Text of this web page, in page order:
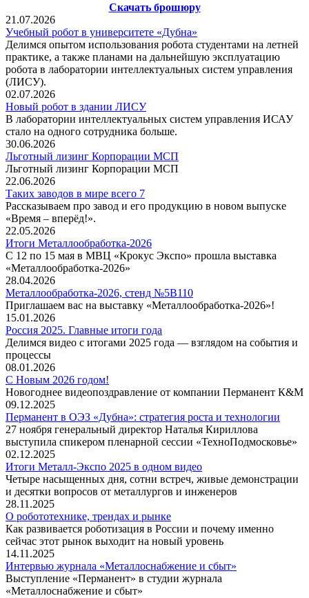
Скачать брошюру
21.07.2026
Учебный робот в университете «Дубна»
Делимся опытом использования робота студентами на летней
практике, а также планами на дальнейшую эксплуатацию
робота в лаборатории интеллектуальных систем управления
(ЛИСУ).
02.07.2026
Новый робот в здании ЛИСУ
В лаборатории интеллектуальных систем управления ИСАУ
стало на одного сотрудника больше.
30.06.2026
Льготный лизинг Корпорации МСП
Льготный лизинг Корпорации МСП
22.06.2026
Таких заводов в мире всего 7
Рассказываем про завод и его продукцию в новом выпуске
«Время – вперёд!».
22.05.2026
Итоги Металлообработка-2026
С 12 по 15 мая в МВЦ «Крокус Экспо» прошла выставка
«Металлообработка‑2026»
28.04.2026
Металлообработка-2026, стенд №5В110
Приглашаем вас на выставку «Металлообработка-2026»!
15.01.2026
Россия 2025. Главные итоги года
Делимся видео с итогами 2025 года — взглядом на события и
процессы
08.01.2026
С Новым 2026 годом!
Новогоднее видеопоздравление от компании Перманент К&М
09.12.2025
Перманент в ОЭЗ «Дубна»: стратегия роста и технологии
27 ноября генеральный директор Наталья Кириллова
выступила спикером пленарной сессии «ТехноПодмосковье»
02.12.2025
Итоги Металл-Экспо 2025 в одном видео
Четыре насыщенных дня, сотни встреч, живые демонстрации
и десятки вопросов от металлургов и инженеров
28.11.2025
О робототехнике, трендах и рынке
Как развивается роботизация в России и почему именно
сейчас этот рынок выходит на новый уровень
14.11.2025
Интервью журнала «Металлоснабжение и сбыт»
Выступление «Перманент» в студии журнала
«Металлоснабжение и сбыт»